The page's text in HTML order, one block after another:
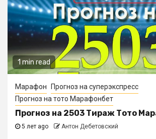
1 min read
Марафон
Прогноз на суперэкспресс
Прогноз на тото Марафонбет
Прогноз на 2503 Тираж Тото
5 лет ago Антон Дебетовский